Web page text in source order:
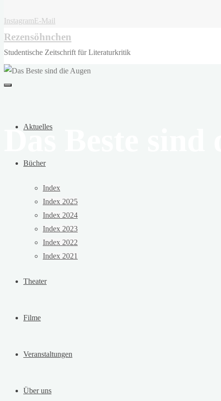
InstagramE-Mail
Rezensöhnchen
Studentische Zeitschrift für Literaturkritik
Aktuelles
Bücher
Index
Index 2025
Index 2024
Index 2023
Index 2022
Index 2021
Theater
Filme
Veranstaltungen
Über uns
Das Beste sind